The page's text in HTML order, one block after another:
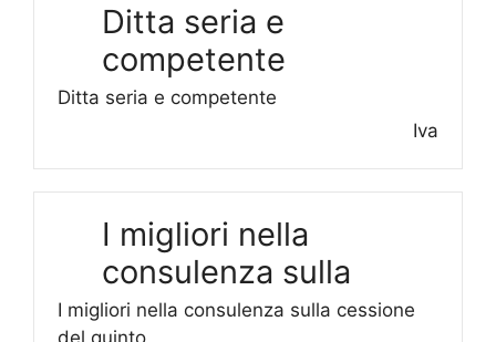
Ditta seria e
competente
Ditta seria e competente
Iva
I migliori nella
consulenza sulla
I migliori nella consulenza sulla cessione
del quinto